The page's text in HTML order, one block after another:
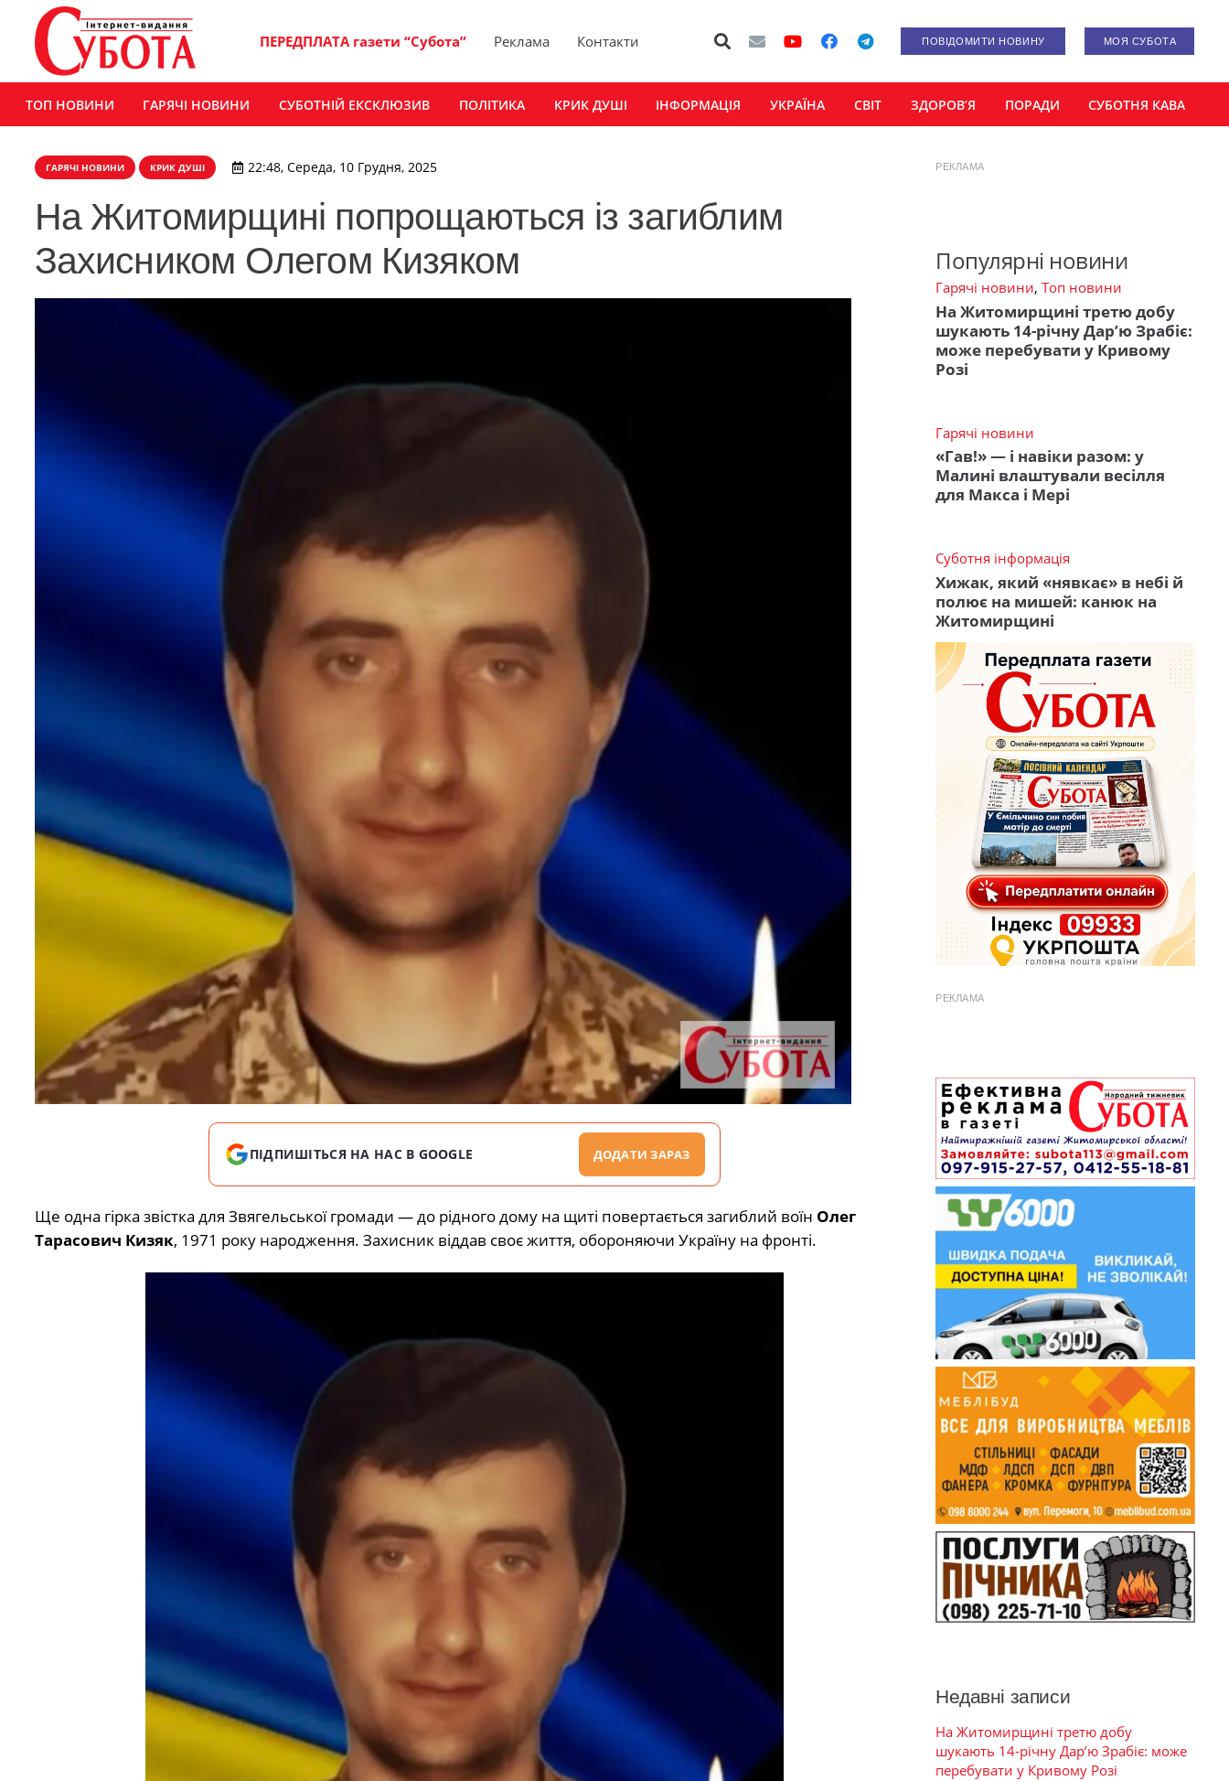
ПЕРЕДПЛАТА газети “Субота” Реклама Контакти ПОВІДОМИТИ НОВИНУ МОЯ СУБОТА
ТОП НОВИНИ ГАРЯЧІ НОВИНИ СУБОТНІЙ ЕКСКЛЮЗИВ ПОЛІТИКА КРИК ДУШІ ІНФОРМАЦІЯ УКРАЇНА СВІТ ЗДОРОВ’Я ПОРАДИ СУБОТНЯ КАВА
ГАРЯЧІ НОВИНИ КРИК ДУШІ 22:48, Середа, 10 Грудня, 2025
На Житомирщині попрощаються із загиблим
Захисником Олегом Кизяком
ПІДПИШІТЬСЯ НА НАС В GOOGLE ДОДАТИ ЗАРАЗ
Ще одна гірка звістка для Звягельської громади — до рідного дому на щиті повертається загиблий воїн Олег
Тарасович Кизяк, 1971 року народження. Захисник віддав своє життя, обороняючи Україну на фронті.
РЕКЛАМА
Популярні новини
Гарячі новини, Топ новини
На Житомирщині третю добу
шукають 14-річну Дар’ю Зрабіє:
може перебувати у Кривому
Розі
Гарячі новини
«Гав!» — і навіки разом: у
Малині влаштували весілля
для Макса і Мері
Суботня інформація
Хижак, який «нявкає» в небі й
полює на мишей: канюк на
Житомирщині
РЕКЛАМА
Недавні записи
На Житомирщині третю добу
шукають 14-річну Дар’ю Зрабіє: може
перебувати у Кривому Розі